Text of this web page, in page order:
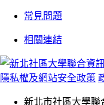
常見問題
相關連結
隱私權及網站安全政策
新北市社區大學聯